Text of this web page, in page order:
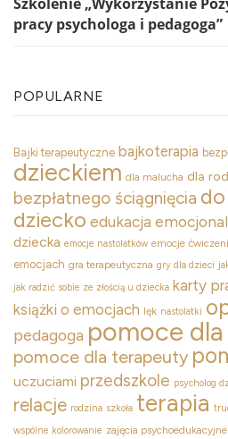
pracy psychologa i pedagoga”
POPULARNE
Bajki terapeutyczne bajkoterapia
dzieckiem dla malucha dla
bezpłatnego ściągnięcia
dziecko edukacja
dziecka emocje nastolatków emocje
emocjach gra terapeutyczna gry dla dzieci
jak radzić sobie ze złością u dziecka karty
książki o emocjach lęk nastolatki
pedagoga pomoce
pomoce dla terapeuty
uczuciami przedszkole psycholog
relacje rodzina szkoła terapia
wspólne kolorowanie zajęcia psychoedukacyjne